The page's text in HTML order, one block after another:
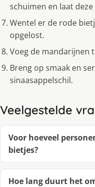
schuimen en laat
Wentel er de rode
opgelost.
Voeg de mandarijnen
Breng op smaak en
sinaasappelschil.
Veelgestelde
Voor hoeveel
bietjes?
Hoe lang duurt het